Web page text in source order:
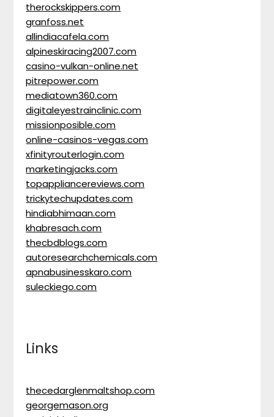
therockskippers.com
granfoss.net
allindiacafela.com
alpineskiracing2007.com
casino-vulkan-online.net
pitrepower.com
mediatown360.com
digitaleyestrainclinic.com
missionposible.com
online-casinos-vegas.com
xfinityrouterlogin.com
marketingjacks.com
topappliancereviews.com
trickytechupdates.com
hindiabhimaan.com
khabresach.com
thecbdblogs.com
autoresearchchemicals.com
apnabusinesskaro.com
suleckiego.com
Links
thecedarglenmaltshop.com
georgemason.org